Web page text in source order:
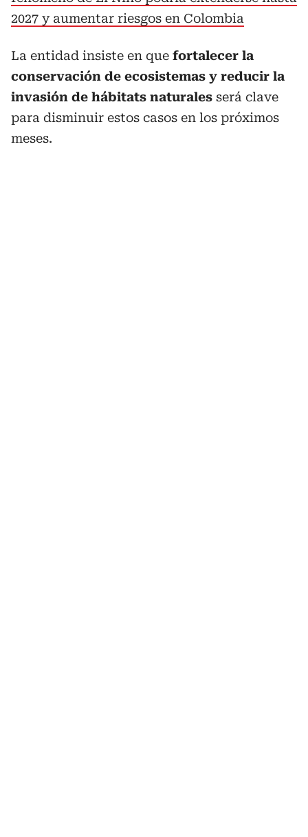
2027 y aumentar riesgos en Colombia
La entidad insiste en que fortalecer la
conservación de ecosistemas y reducir la
invasión de hábitats naturales será clave
para disminuir estos casos en los próximos
meses.